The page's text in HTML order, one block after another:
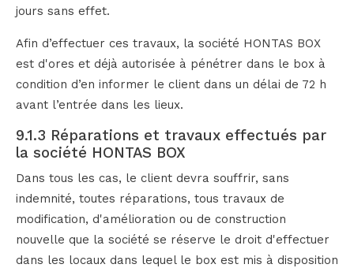
jours sans effet.
Afin d’effectuer ces travaux, la société HONTAS BOX
est d'ores et déjà autorisée à pénétrer dans le box à
condition d’en informer le client dans un délai de 72 h
avant l’entrée dans les lieux.
9.1.3 Réparations et travaux effectués par
la société HONTAS BOX
Dans tous les cas, le client devra souffrir, sans
indemnité, toutes réparations, tous travaux de
modification, d'amélioration ou de construction
nouvelle que la société se réserve le droit d'effectuer
dans les locaux dans lequel le box est mis à disposition